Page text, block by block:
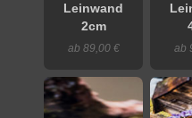
Leinwand
2cm
ab 89,00 € ab